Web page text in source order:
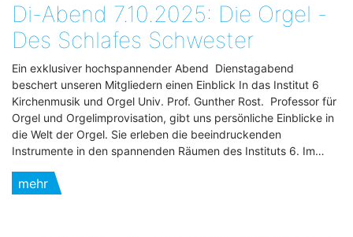
Di-Abend 7.10.2025: Die Orgel -
Des Schlafes Schwester
Ein exklusiver hochspannender Abend Dienstagabend
beschert unseren Mitgliedern einen Einblick In das Institut 6
Kirchenmusik und Orgel Univ. Prof. Gunther Rost. Professor für
Orgel und Orgelimprovisation, gibt uns persönliche Einblicke in
die Welt der Orgel. Sie erleben die beeindruckenden
Instrumente in den spannenden Räumen des Instituts 6. Im…
mehr